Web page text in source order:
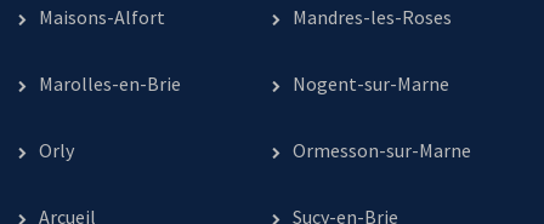
Maisons-Alfort Mandres-les-Roses
Marolles-en-Brie Nogent-sur-Marne
Orly Ormesson-sur-Marne
Arcueil Sucy-en-Brie